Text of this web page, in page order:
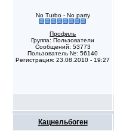
No Turbo - No party
Профиль
Группа: Пользователи
Сообщений: 53773
Пользователь №: 56140
Регистрация: 23.08.2010 - 19:27
Кацнельбоген